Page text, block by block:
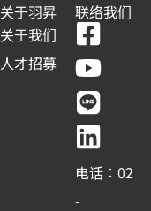
关于羽昇
关于我们
人才招募
联络我们
F
a
c
e
b
o
o
Y
o
u
t
u
b
e
L
i
n
e
L
i
n
k
e
d
i
电话：02
-